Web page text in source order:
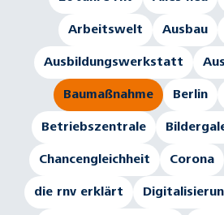
Arbeitswelt Ausbau
Ausbildungswerkstatt
Baumaßnahme Berlin
Betriebszentrale
Chancengleichheit Corona
die rnv erklärt